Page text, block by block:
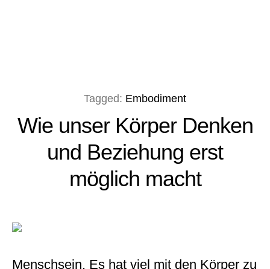
Tagged: Embodiment
Wie unser Körper Denken
und Beziehung erst
möglich macht
Menschsein. Es hat viel mit den Körper zu